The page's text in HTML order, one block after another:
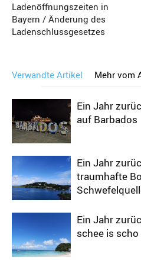
Ladenöffnungszeiten in
Bayern / Änderung des
Ladenschlussgesetzes
Verwandte Artikel Mehr vom
Ein Jahr
auf Barbados
Ein Jahr
traumhafte
Ein Jahr
schee is scho